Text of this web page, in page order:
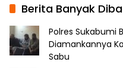
Berita Banyak
Polres Sukabumi
Diamankannya
Sabu